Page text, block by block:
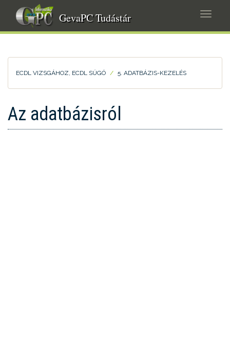
tartalomra
GevaPC Tudástár
ECDL VIZSGÁHOZ, ECDL SÚGÓ 5. ADATBÁZIS-KEZELÉS
Az adatbázisról